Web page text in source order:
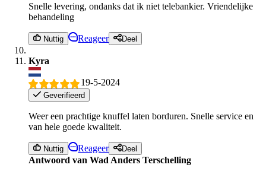
Snelle levering, ondanks dat ik niet telebankier. Vriendelijke
behandeling
Nuttig Reageer Deel
Kyra
19-5-2024
Geverifieerd
Weer een prachtige knuffel laten borduren. Snelle service en
van hele goede kwaliteit.
Nuttig Reageer Deel
Antwoord van Wad Anders Terschelling